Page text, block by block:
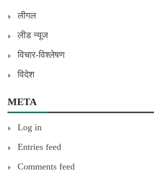
लीगल
लीड न्यूज
विचार-विश्लेषण
विदेश
META
Log in
Entries feed
Comments feed